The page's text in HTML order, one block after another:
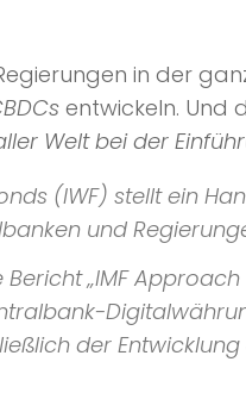
in der
entwickeln. Und
Welt bei der
(IWF) stellt ein
und
„IMF
der